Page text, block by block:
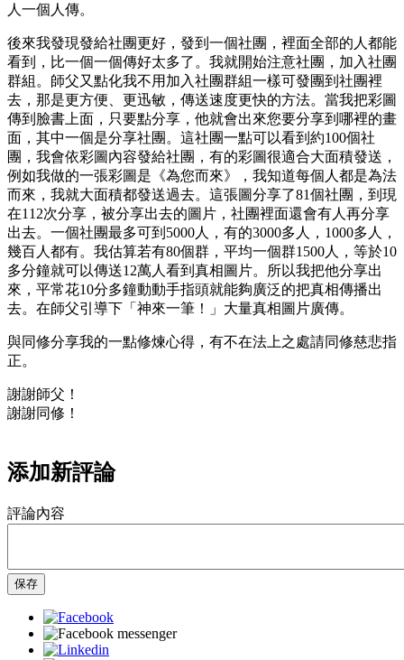
人一個人傳。
後來我發現發給社團更好，發到一個社團，裡面全部的人都能
看到，比一個一個傳好太多了。我就開始注意社團，加入社團
群組。師父又點化我不用加入社團群組一樣可發團到社團裡
去，那是更方便、更迅敏，傳送速度更快的方法。當我把彩圖
傳到臉書上面，只要點分享，他就會出來您要分享到哪裡的畫
面，其中一個是分享社團。這社團一點可以看到約100個社
團，我會依彩圖內容發給社團，有的彩圖很適合大面積發送，
例如我做的一張彩圖是《為您而來》，我知道每個人都是為法
而來，我就大面積都發送過去。這張圖分享了81個社團，到現
在112次分享，被分享出去的圖片，社團裡面還會有人再分享
出去。一個社團最多可到5000人，有的3000多人，1000多人，
幾百人都有。我估算若有80個群，平均一個群1500人，等於10
多分鐘就可以傳送12萬人看到真相圖片。所以我把他分享出
來，平常花10分多鐘動動手指頭就能夠廣泛的把真相傳播出
去。在師父引導下「神來一筆！」大量真相圖片廣傳。
與同修分享我的一點修煉心得，有不在法上之處請同修慈悲指
正。
謝謝師父！
謝謝同修！
添加新評論
評論內容
保存